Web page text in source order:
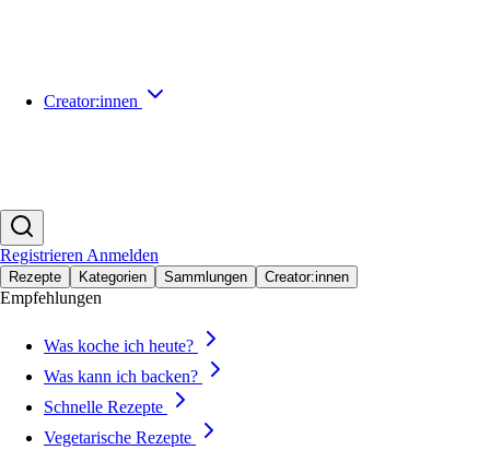
Creator:innen
Registrieren Anmelden
Rezepte Kategorien Sammlungen Creator:innen
Empfehlungen
Was koche ich heute?
Was kann ich backen?
Schnelle Rezepte
Vegetarische Rezepte